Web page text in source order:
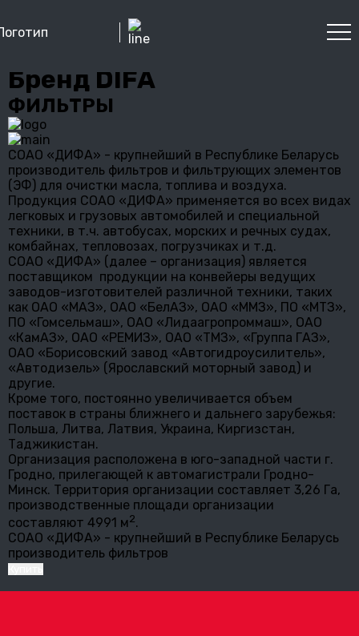
Бренд DIFA
ФИЛЬТРЫ
СОАО «ДИФА» - крупнейший в Республике Беларусь
производитель фильтров и фильтрующих элементов
(ЭФ) для очистки масла, топлива и воздуха.
Продукция СОАО «ДИФА» применяется во всех видах
легковых и грузовых автомобилей и специальной
техники, в т.ч. автобусах, морских и речных судах,
комбайнах, тепловозах, погрузчиках и т.д.
СОАО «ДИФА» (далее – организация) является
поставщиком продукции на конвейеры ведущих
заводов-изготовителей различной техники, таких
как ОАО «МАЗ», ОАО «БелАЗ», ОАО «ММЗ», ПО «МТЗ»,
ПО «Гомсельмаш», ОАО «Лидаагропроммаш», ОАО
«КамАЗ», ОАО «РЕМИЗ», ОАО «ТМЗ», «Группа ГАЗ»,
ОАО «Борисовский завод «Автогидроусилитель»,
«Автодизель» (Ярославский моторный завод) и
другие.
Кроме того, постоянно увеличивается объем
поставок в страны ближнего и дальнего зарубежья:
Польша, Литва, Латвия, Украина, Киргизстан,
Таджикистан.
Организация расположена в юго-западной части г.
Гродно, прилегающей к автомагистрали Гродно-
Минск. Территория организации составляет 3,26 Га,
производственные площади организации
составляют 4991 м2.
СОАО «ДИФА» - крупнейший в Республике Беларусь
производитель фильтров